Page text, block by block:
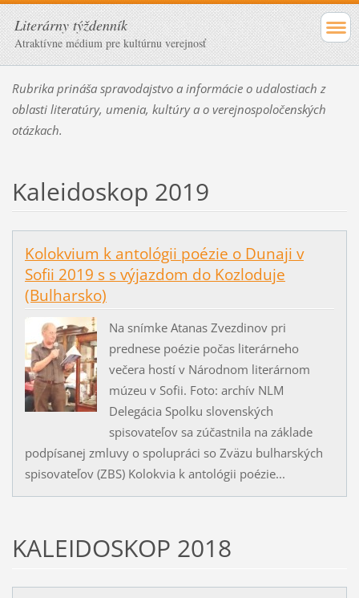
Literárny týždenník
Atraktívne médium pre kultúrnu verejnosť
Rubrika prináša spravodajstvo a informácie o udalostiach z
oblasti literatúry, umenia, kultúry a o verejnospoločenských
otázkach.
Kaleidoskop 2019
Kolokvium k antológii poézie o Dunaji v
Sofii 2019 s s výjazdom do Kozloduje
(Bulharsko)
Na snímke Atanas Zvezdinov pri
prednese poézie počas literárneho
večera hostí v Národnom literárnom
múzeu v Sofii. Foto: archív NLM
Delegácia Spolku slovenských
spisovateľov sa zúčastnila na základe
podpísanej zmluvy o spolupráci so Zväzu bulharských
spisovateľov (ZBS) Kolokvia k antológii poézie...
KALEIDOSKOP 2018